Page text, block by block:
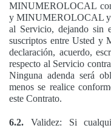
MINUMEROLOCAL
y MINUMEROLOCAL y
al Servicio, dejando sin
suscriptos entre Usted
declaración, acuerdo,
respecto al Servicio
Ninguna adenda será
menos se realice
este Contrato.
6.2. Validez: Si